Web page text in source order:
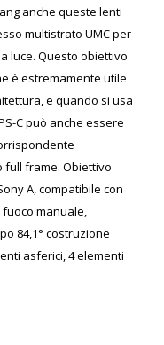
anche queste lenti
multistrato UMC per
luce. Questo obiettivo
è estremamente utile
e quando si usa
C può anche essere
full frame. Obiettivo
A, compatibile con
manuale,
84,1° costruzione
asferici, 4 elementi